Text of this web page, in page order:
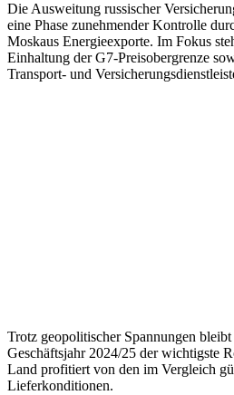
Die Ausweitung russischer
eine Phase zunehmender Kontrolle
Moskaus Energieexporte. Im Fokus
Einhaltung der G7-Preisobergrenze
Transport- und
Trotz geopolitischer Spannungen
Geschäftsjahr 2024/25 der wichtigste
Land profitiert von den im Vergleich
Lieferkonditionen.